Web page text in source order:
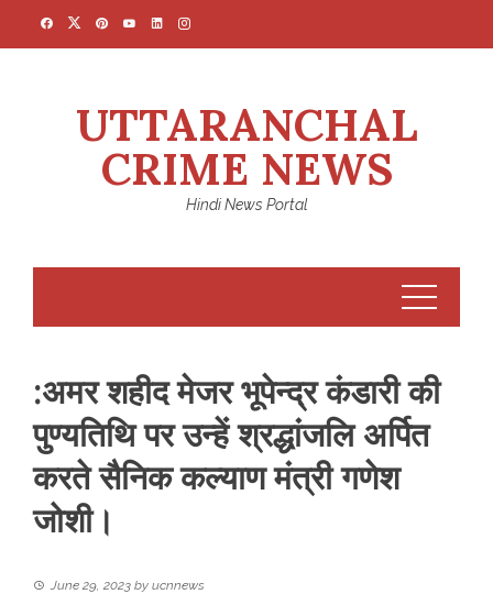
UTTARANCHAL
CRIME NEWS
Hindi News Portal
:अमर शहीद मेजर भूपेन्द्र कंडारी की
पुण्यतिथि पर उन्हें श्रद्धांजलि अर्पित
करते सैनिक कल्याण मंत्री गणेश
जोशी।
June 29, 2023 by ucnnews